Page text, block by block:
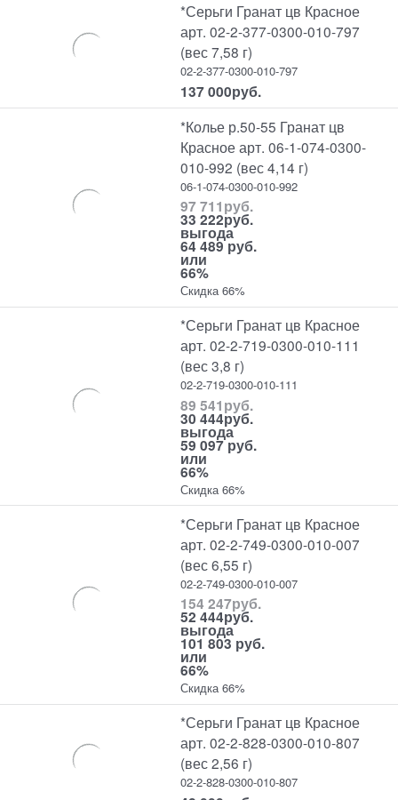
*Серьги Гранат цв Красное
арт. 02-2-377-0300-010-797
(вес 7,58 г)
02-2-377-0300-010-797
137 000руб.
*Колье р.50-55 Гранат цв
Красное арт. 06-1-074-0300-
010-992 (вес 4,14 г)
06-1-074-0300-010-992
97 711руб.
33 222руб.
выгода
64 489 руб.
или
66%
Скидка 66%
*Серьги Гранат цв Красное
арт. 02-2-719-0300-010-111
(вес 3,8 г)
02-2-719-0300-010-111
89 541руб.
30 444руб.
выгода
59 097 руб.
или
66%
Скидка 66%
*Серьги Гранат цв Красное
арт. 02-2-749-0300-010-007
(вес 6,55 г)
02-2-749-0300-010-007
154 247руб.
52 444руб.
выгода
101 803 руб.
или
66%
Скидка 66%
*Серьги Гранат цв Красное
арт. 02-2-828-0300-010-807
(вес 2,56 г)
02-2-828-0300-010-807